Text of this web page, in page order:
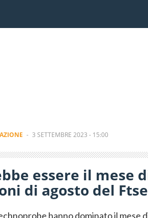
- 3 SETTEMBRE 2023 - 15:00
essere il mese
di agosto del